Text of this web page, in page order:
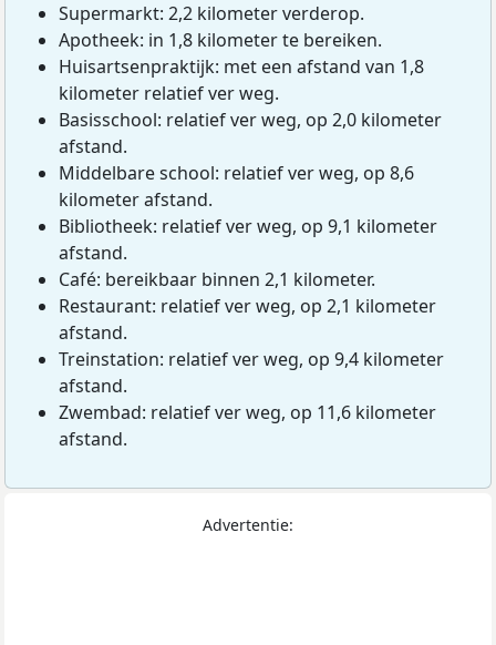
Supermarkt: 2,2 kilometer verderop.
Apotheek: in 1,8 kilometer te bereiken.
Huisartsenpraktijk: met een afstand van 1,8
kilometer relatief ver weg.
Basisschool: relatief ver weg, op 2,0 kilometer
afstand.
Middelbare school: relatief ver weg, op 8,6
kilometer afstand.
Bibliotheek: relatief ver weg, op 9,1 kilometer
afstand.
Café: bereikbaar binnen 2,1 kilometer.
Restaurant: relatief ver weg, op 2,1 kilometer
afstand.
Treinstation: relatief ver weg, op 9,4 kilometer
afstand.
Zwembad: relatief ver weg, op 11,6 kilometer
afstand.
Advertentie: